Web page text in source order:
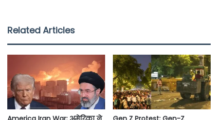
e
o
k
t
e
r
t
A
p
p
i
n
Related Articles